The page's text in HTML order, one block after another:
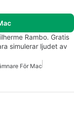
Rambo. Gratis
simulerar ljudet av
För Mac